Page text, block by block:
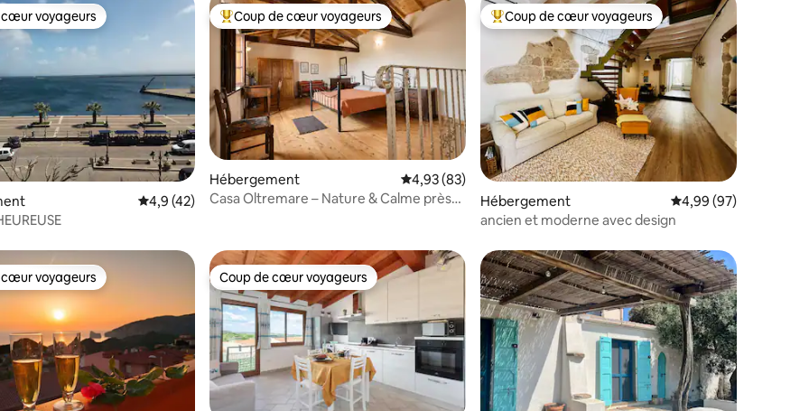
la base de 64 commentaires : 4,98 sur 5
cœur voyageurs
voyageurs
Évaluation moyenne sur la base de 42 commentaires : 4,9 sur 5
4,9 (42)
Coups de cœur voyageurs les plus appréciés
Coup de cœur voyageurs
Hébergement Évaluation moyenne sur la base de 83 commentaires : 4,93 sur 5
4,93 (83)
Casa Oltremare – Nature & Calme près
Coups de cœur voyageurs les plus appréciés
Coup de cœur voyageurs
Hébergement Évaluation moyenne
4,99 (97)
ancien et moderne avec design
cœur voyageurs
voyageurs Coup de cœur voyageurs
Coup de cœur voyageurs